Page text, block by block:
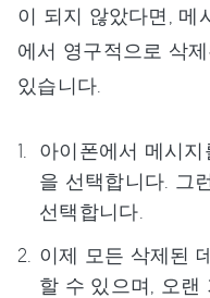
이 되지 않았다면, 메
에서 영구적으로 삭
있습니다.
아이폰에서 메시
을 선택합니다. 그
선택합니다.
이제 모든 삭제된
할 수 있으며, 오랜